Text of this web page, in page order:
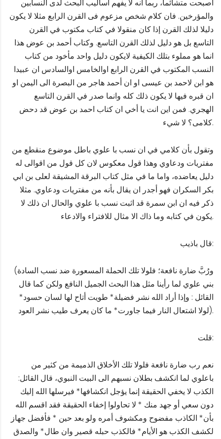
أصبحت متشائما، ربما أنه لا يفهم أساليب البحث لدى النسابين
والمؤرخين. فان كلام شخص مزعوم فى القرن الرابع مثلا لا يكون
دليلا لذلك القرن إذا كان منقولا في كتاب مكتوب في القرن
التاسع بل هو دليل لذلك القرن التاسع. وكتاب أحمد بن عوض هذا
انما هو مملوء بتلك الكيفية لايكون دليل واحد مأخود من كتاب
النسب المكتوب في القرن الرابع اوالخامس اوالسادس ان عبيدا
هو ابن لاحمد بن عيسى او ان أحمد هاجر من البصرة الى اليمن او
ان قبره فيها لا يكون ذلك كله وانما صدر في القرن التاسع
الهجري. فمن اين انت يا أخي ان كتاب احمد بن عوض قد دحض
كلامى؟ لا شيء.
وتقول بأن كلامي في ان نسب با علوي باطل موضوع منقطع من
مفتريات ودعاوي وهذا قول معكوس لان كل قول من اقوالى له
دليل يعاضده، واما ما في مثل كتاب البرقة المشيقة لعلى بن ابي
بكر السكران فهو أجدر ان يقال بأنه من مفتريات ودعاوي. مثلا
ذكر فيه ان ابن سمرة قد اثبت نسب با علوي والحال ان ذلك لا
يكون في كتابه وما ذاك الا مثال للافتراء والادعاء.
قال باذيب:
(ورُبَّ ضارة نافعة؛ فلولا تلك الحملة المسعورة ضد نسب السادة
بني علوي لما رأينا مثل هذا البحث الجميل النافع ولكن كما قال
القائل : وإذا أراد الله نشر فضيلة* طويت أتاح لها لسان حسود*
لولا اشتعال النار فيما جاورت* ما كان يعرف طيب نشر العود).
قلت:
نعم رب ضارة نافعة فلولا تلك الأخلاق الذميمة من كثير من
باعلوي لما انكشف بطلان نسبهم الى البيت النبوي، قال القائل:
الكذب لا يخفي الحقيقة إنما يؤجل انكشافها* فيرسلها الله إليك
دون سعي أو جهد منك * لا تحاولوا إخفاء الحقيقة فقد اقسم الله
بأن* الكاذب مفضوح ومكشوف أمره ولو بعد حين * فأفضل جهاز
لكشف الكذب هو الأيام* فالكذب حبله قصير وان طال* والصدق